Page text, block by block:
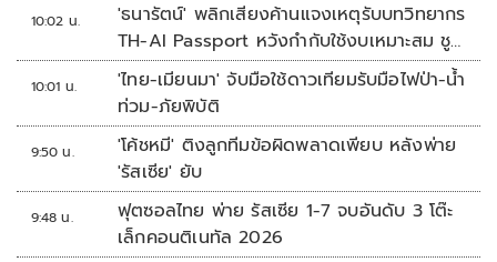
10:02 น.
'ธนารัตน์' พลิกเสียงค้านแจงเหตุรับบทวิทยากร
TH-AI Passport หวังกำกับใช้งบเหมาะสม ชู
จุดเด่นคนไทยได้ใช้ AI ระดับโปร ลดเหลื่อมล้ำ
ทางเทคโนโลยี เซฟงบไปกว่า900ล้าน เชื่อหาก
ใช้เต็มที่เอกชนขาดทุนย่อยยับ
10:01 น.
'ไทย-เมียนมา' จับมือใช้ดาวเทียมรับมือไฟป่า-น้ำ
ท่วม-ภัยพิบัติ
9:50 น.
'โค้ชหมี' ติงลูกทีมข้อผิดพลาดเพียบ หลังพ่าย
'รัสเซีย' ยับ
9:48 น.
ฟุตซอลไทย พ่าย รัสเซีย 1-7 จบอันดับ 3 โต๊ะ
เล็กคอนติเนทัล 2026